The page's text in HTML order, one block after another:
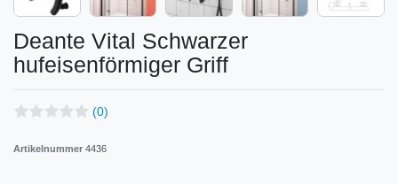
Deante Vital Schwarzer
hufeisenförmiger Griff
(0)
Artikelnummer 4436